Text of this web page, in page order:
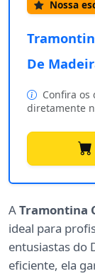
Nossa
De
Confira os
diretamente
ATramontina
ideal para
entusiastas do
eficiente, ela